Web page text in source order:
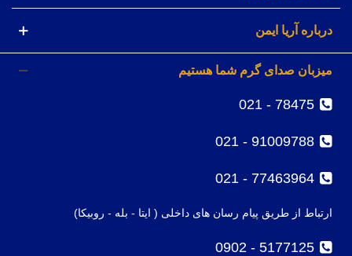
درباره آریا ایمن
میزبان صدای گرم شما هستیم
78475 - 021
91009788 - 021
77463964 - 021
ارتباط از طریق پیام رسان های داخلی ( ایتا - بله - روبیکا)
5177125 - 0902